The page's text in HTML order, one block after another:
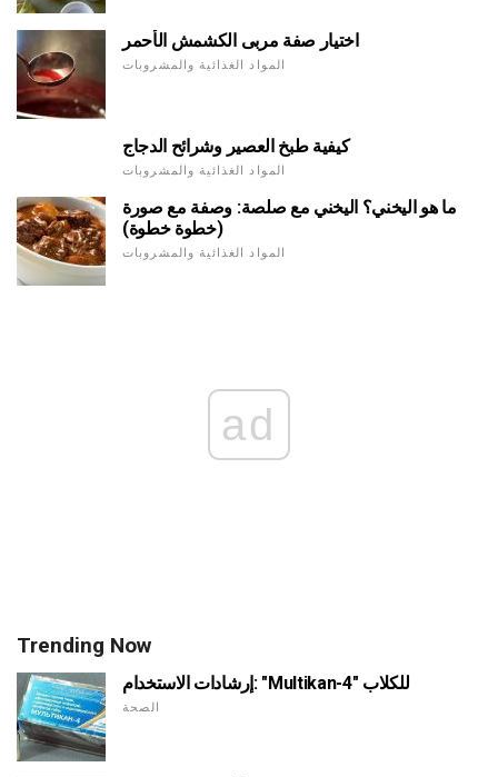
اختيار صفة مربى الكشمش الأحمر
المواد الغذائية والمشروبات
كيفية طبخ العصير وشرائح الدجاج
المواد الغذائية والمشروبات
ما هو اليخني؟ اليخني مع صلصة: وصفة مع صورة
(خطوة خطوة)
المواد الغذائية والمشروبات
ad
Trending Now
إرشادات الاستخدام: "Multikan-4" للكلاب
الصحة